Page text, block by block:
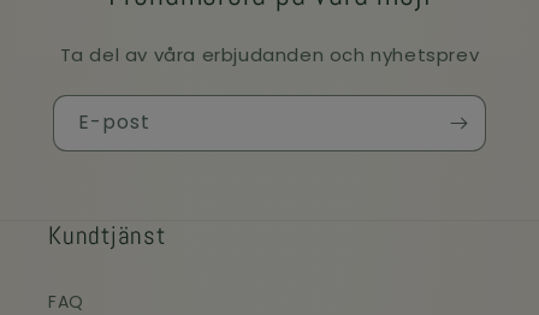
Ta del av våra erbjudanden och nyhetsprev
E-post
Kundtjänst
FAQ